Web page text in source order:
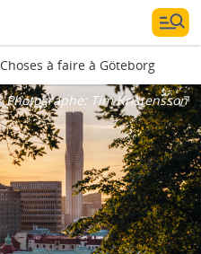
Choses à faire à Göteborg
Photographe: Tim Kristensson